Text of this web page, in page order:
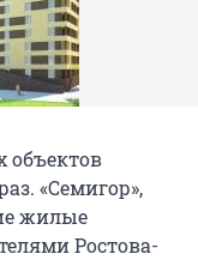
объектов
«Семигор»,
жилые
Ростова-